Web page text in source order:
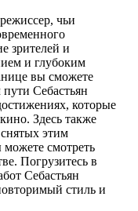
чьи
зрителей и
и глубоким
вы сможете
Себастьян
которые
Здесь также
этим
смотреть
Погрузитесь в
Себастьян
стиль и